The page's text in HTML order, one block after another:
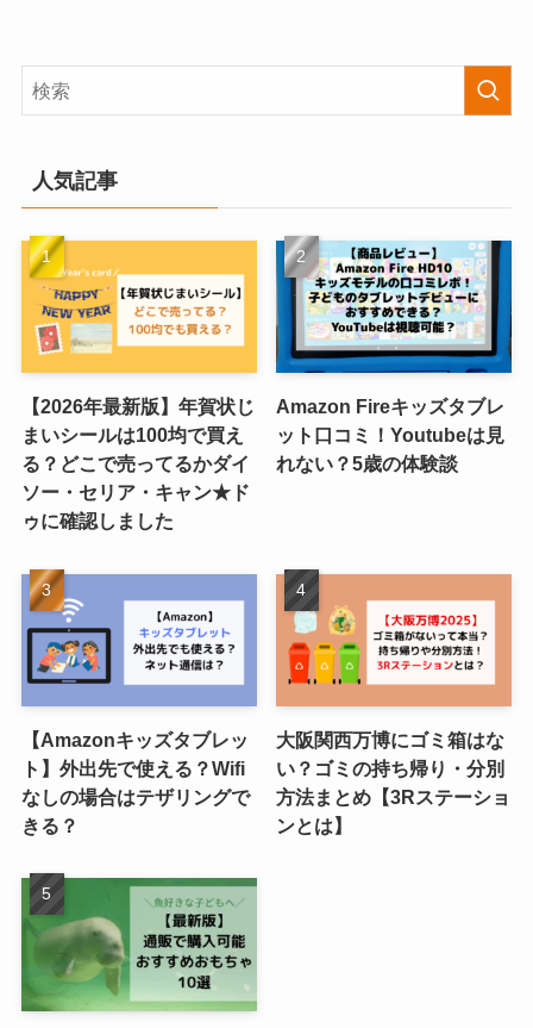
人気記事
【2026年最新版】年賀状じ
まいシールは100均で買え
る？どこで売ってるかダイ
ソー・セリア・キャン★ド
ゥに確認しました
Amazon Fireキッズタブレ
ット口コミ！Youtubeは見
れない？5歳の体験談
【Amazonキッズタブレッ
ト】外出先で使える？Wifi
なしの場合はテザリングで
きる？
大阪関西万博にゴミ箱はな
い？ゴミの持ち帰り・分別
方法まとめ【3Rステーショ
ンとは】